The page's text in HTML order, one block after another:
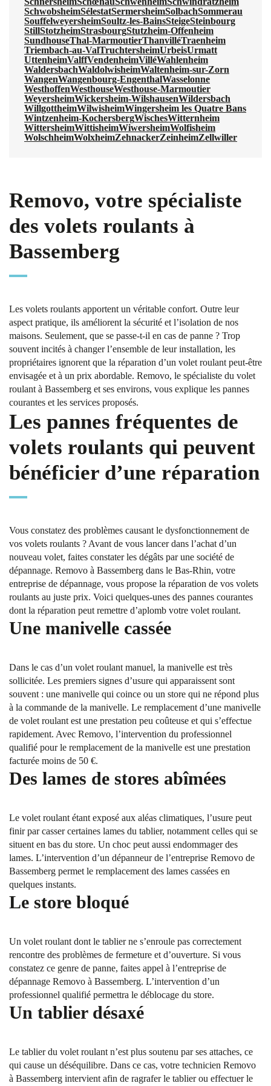
SchwobsheimSélestatSermersheimSolbachSommerau
SouffelweyersheimSoultz-les-BainsSteigeSteinbourg
StillStotzheimStrasbourgStutzheim-Offenheim
SundhouseThal-MarmoutierThanvilléTraenheim
Triembach-au-ValTruchtersheimUrbeisUrmatt
UttenheimValffVendenheimVilléWahlenheim
WaldersbachWaldolwisheimWaltenheim-sur-Zorn
WangenWangenbourg-EngenthalWasselonne
WesthoffenWesthouseWesthouse-Marmoutier
WeyersheimWickersheim-WilshausenWildersbach
WillgottheimWilwisheimWingersheim les Quatre Bans
Wintzenheim-KochersbergWischesWitternheim
WittersheimWittisheimWiwersheimWolfisheim
WolschheimWolxheimZehnackerZeinheimZellwiller
Removo, votre spécialiste
des volets roulants à
Bassemberg
Les volets roulants apportent un véritable confort. Outre leur
aspect pratique, ils améliorent la sécurité et l’isolation de nos
maisons. Seulement, que se passe-t-il en cas de panne ? Trop
souvent incités à changer l’ensemble de leur installation, les
propriétaires ignorent que la réparation d’un volet roulant peut-être
envisagée et à un prix abordable. Removo, le spécialiste du volet
roulant à Bassemberg et ses environs, vous explique les pannes
courantes et les services proposés.
Les pannes fréquentes de
volets roulants qui peuvent
bénéficier d’une réparation
Vous constatez des problèmes causant le dysfonctionnement de
vos volets roulants ? Avant de vous lancer dans l’achat d’un
nouveau volet, faites constater les dégâts par une société de
dépannage. Removo à Bassemberg dans le Bas-Rhin, votre
entreprise de dépannage, vous propose la réparation de vos volets
roulants au juste prix. Voici quelques-unes des pannes courantes
dont la réparation peut remettre d’aplomb votre volet roulant.
Une manivelle cassée
Dans le cas d’un volet roulant manuel, la manivelle est très
sollicitée. Les premiers signes d’usure qui apparaissent sont
souvent : une manivelle qui coince ou un store qui ne répond plus
à la commande de la manivelle. Le remplacement d’une manivelle
de volet roulant est une prestation peu coûteuse et qui s’effectue
rapidement. Avec Removo, l’intervention du professionnel
qualifié pour le remplacement de la manivelle est une prestation
facturée moins de 50 €.
Des lames de stores abîmées
Le volet roulant étant exposé aux aléas climatiques, l’usure peut
finir par casser certaines lames du tablier, notamment celles qui se
situent en bas du store. Un choc peut aussi endommager des
lames. L’intervention d’un dépanneur de l’entreprise Removo de
Bassemberg permet le remplacement des lames cassées en
quelques instants.
Le store bloqué
Un volet roulant dont le tablier ne s’enroule pas correctement
rencontre des problèmes de fermeture et d’ouverture. Si vous
constatez ce genre de panne, faites appel à l’entreprise de
dépannage Removo à Bassemberg. L’intervention d’un
professionnel qualifié permettra le déblocage du store.
Un tablier désaxé
Le tablier du volet roulant n’est plus soutenu par ses attaches, ce
qui cause un déséquilibre. Dans ce cas, votre technicien Removo
à Bassemberg intervient afin de ragrafer le tablier ou effectuer le